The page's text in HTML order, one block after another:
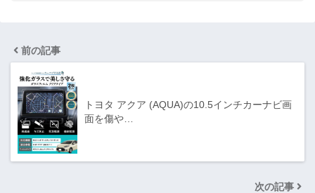
前の記事
トヨタ アクア (AQUA)の10.5インチカーナビ画
面を傷や…
次の記事